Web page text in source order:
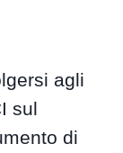
agli
sul
di